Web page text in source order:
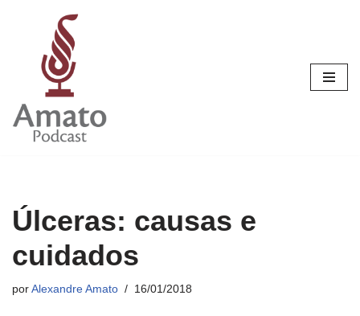
conteúdo
Úlceras: causas e
cuidados
por Alexandre Amato 16/01/2018